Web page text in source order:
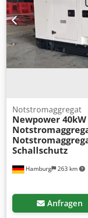
Hamburg 263 km
Notstromaggregat
Newpower 40kW
Schallschutz
Anfragen